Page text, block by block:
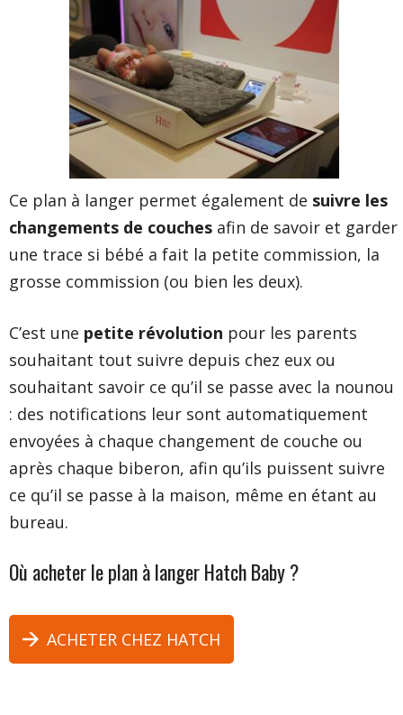
Ce plan à langer permet également de suivre les
changements de couches afin de savoir et garder
une trace si bébé a fait la petite commission, la
grosse commission (ou bien les deux).
C’est une petite révolution pour les parents
souhaitant tout suivre depuis chez eux ou
souhaitant savoir ce qu’il se passe avec la nounou
: des notifications leur sont automatiquement
envoyées à chaque changement de couche ou
après chaque biberon, afin qu’ils puissent suivre
ce qu’il se passe à la maison, même en étant au
bureau.
Où acheter le plan à langer Hatch Baby ?
ACHETER CHEZ HATCH